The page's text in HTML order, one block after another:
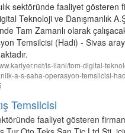
sektöründe faaliyet gösteren
Teknoloji ve Danışmanlık
Tam Zamanlı olarak
Temsilcisi (Hadi) - Sivas
is-ilani/tom-digital-
a-s-saha-operasyon-temsilcisi-
Temsilcisi
faaliyet gösteren